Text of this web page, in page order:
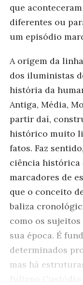
que
diferentes ou
um episódio
A origem da
dos iluministas
história da
Antiga, Média,
partir daí,
histórico muito
fatos. Faz
ciência histórica
marcadores de
que o conceito
baliza
como os
sua época. É
determinados
mas há